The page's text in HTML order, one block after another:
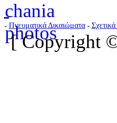
- Πνευματικά Δικαιώματα -
[ Copyright